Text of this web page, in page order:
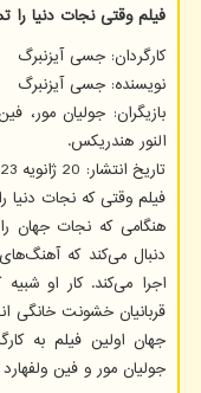
فیلم وقتی نجات دنیا را
کارگردان: جسی آیزنبرگ
نویسنده: جسی آیزنبرگ
بازیگران: جولیان مور،
النور هندریکس.
تاریخ انتشار: 20 ژانویه 2023 (30 دسامبر 1401)
فیلم وقتی که نجات دنیا
هنگامی که نجات جهان
دنبال می‌کند که
اجرا می‌کند. کار او
قربانیان خشونت خانگی
جهان اولین فیلم به
جولیان مور و فین